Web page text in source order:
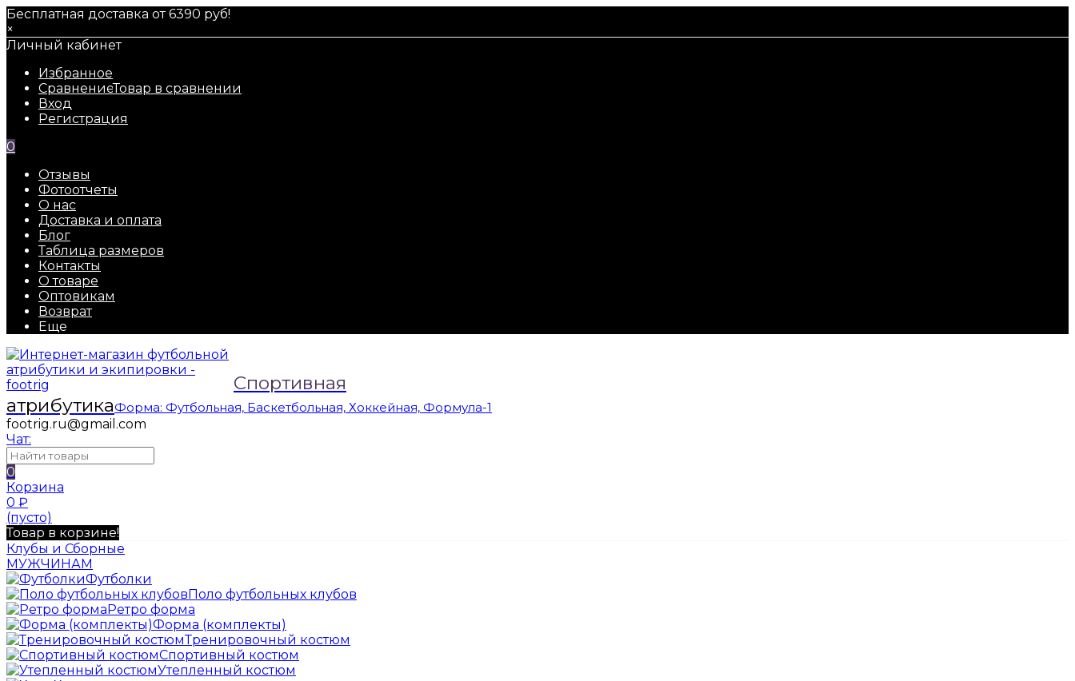
Бесплатная доставка от 6390 руб!
×
Личный кабинет
Избранное
СравнениеТовар в сравнении
Вход
Регистрация
0
Отзывы
Фотоотчеты
О нас
Доставка и оплата
Блог
Таблица размеров
Контакты
О товаре
Оптовикам
Возврат
Еще
Спортивная
атрибутикаФорма: Футбольная, Баскетбольная, Хоккейная, Формула-1
footrig.ru@gmail.com
Чат:
0
Корзина
0 ₽
(пусто)
Товар в корзине!
Клубы и Сборные
МУЖЧИНАМ
Футболки
Поло футбольных клубов
Ретро форма
Форма (комплекты)
Тренировочный костюм
Спортивный костюм
Утепленный костюм